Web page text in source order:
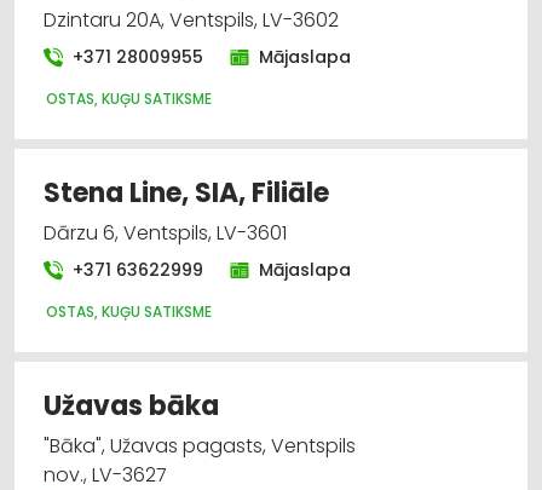
Dzintaru 20A, Ventspils, LV-3602
+371 28009955 Mājaslapa
OSTAS, KUĢU SATIKSME
Stena Line, SIA, Filiāle
Dārzu 6, Ventspils, LV-3601
+371 63622999 Mājaslapa
OSTAS, KUĢU SATIKSME
Užavas bāka
"Bāka", Užavas pagasts, Ventspils
nov., LV-3627